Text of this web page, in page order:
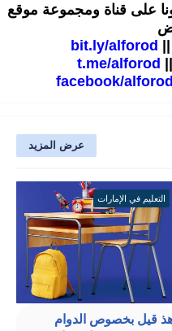
على قناة ومجموعة موقع
||
bit.ly/alforod
t.me/alforod
facebook/alforod
عرض المزيد
التعليم في الإمارات
قيل بخصوص الدوام